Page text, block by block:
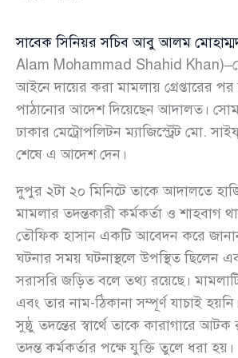
সাবেক সিনিয়র সচিব আবু আলম
Alam Mohammad Shahid Khan)–কে
আইনে দায়ের করা মামলায় গ্রেপ্তারের পর
পাঠানোর আদেশ দিয়েছেন আদালত।
ঢাকার মেট্রোপলিটন ম্যাজিস্ট্রেট মো.
শেষে এ আদেশ দেন।
দুপুর ২টা ২০ মিনিটে তাকে আদালতে
মামলার তদন্তকারী কর্মকর্তা ও শাহবাগ
তৌফিক হাসান একটি আবেদন করে
ঘটনার সময় ঘটনাস্থলে উপস্থিত ছিলেন
সরাসরি জড়িত বলে তথ্য রয়েছে।
এবং তার নাম-ঠিকানা সম্পূর্ণ যাচাই
সুষ্ঠু তদন্তের স্বার্থে তাকে কারাগারে
তদন্ত কর্মকর্তার পক্ষে যুক্তি তুলে ধরা হয়।